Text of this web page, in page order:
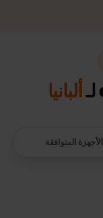
ألبانيا
الأجهزة المتوافقة